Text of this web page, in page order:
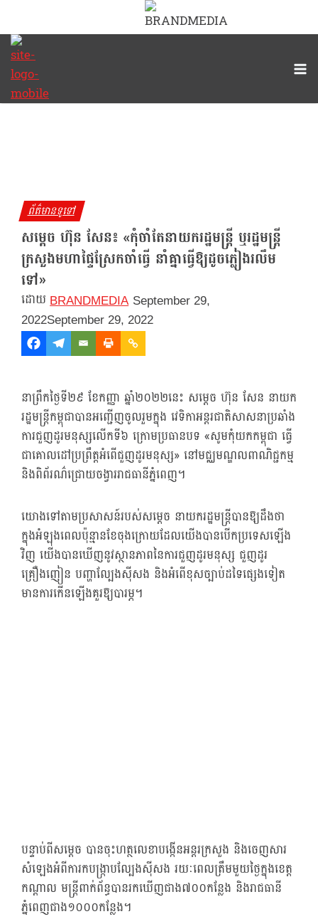
content
ព័ត៌មានទូទៅ
សម្ដេច​ ហ៊ុន​ សែន៖ «កុំចាំតែនាយករដ្ឋមន្ត្រី ឬរដ្ឋមន្ត្រី
ក្រសួងមហាផ្ទៃស្រែកចាំធ្វើ នាំគ្នាធ្វើឱ្យដូចភ្លៀងរលឹម
ទៅ»
BRANDMEDIA September 29,
2022September 29, 2022
នាព្រឹកថ្ងៃទី២៩ ខែកញ្ញា ឆ្នាំ២០២២នេះ សម្ដេច ហ៊ុន សែន នាយក
រដ្ឋមន្ត្រីកម្ពុជា​បានអញ្ជើញចូលរួមក្នុង វេទិកាអន្តរជាតិសាសនាប្រឆាំង
ការជួញដូរមនុស្សលើកទី៦ ក្រោមប្រធានបទ «សូមកុំយកកម្ពុជា ធ្វើ
ជាគោលដៅប្រព្រឹត្តអំពើជួញដូរមនុស្ស» នៅមជ្ឈមណ្ឌលពាណិជ្ជកម្ម
និងពិព័រណ៌ជ្រោយចង្វាររាជធានីភ្នំពេញ។
យោងទៅតាមប្រសាសន៍របស់សម្ដេច នាយករដ្ឋមន្ត្រីបានឱ្យដឹងថា
ក្នុងអំឡុងពេលប៉ុន្មានខែចុងក្រោយដែលយើងបានបើកប្រទេសឡើង
វិញ យើងបានឃើញនូវស្ថានភាពនៃការជួញដូរមនុស្ស ជួញដូរ
គ្រឿងញៀន បញ្ហាល្បែងស៊ីសង និងអំពើខុសច្បាប់ដទៃផ្សេងទៀត
មានការកើនឡើងគួរឱ្យបារម្ភ។
បន្ទាប់ពីសម្ដេច បានចុះហត្ថលេខាបង្កើនអន្តរក្រសួង និងចេញសារ
សំឡេងអំពីការកបង្រ្កាបល្បែងស៊ីសង រយៈពេលត្រឹមមួយថ្ងៃក្នុងខេត្ត
កណ្ដាល មន្ត្រីពាក់ព័ន្ធបានរកឃើញជាង៧០០កន្លែង និងរាជធានី
ភ្នំពេញជាង១០០០កន្លែង។